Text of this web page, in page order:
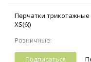
Перчатки трикотажные
XS(6))
Розничные:
Подписаться